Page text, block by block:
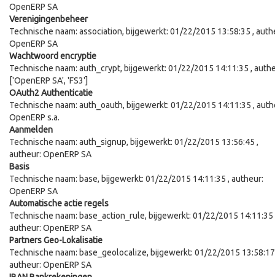
OpenERP SA
Verenigingenbeheer
Technische naam: association, bijgewerkt: 01/22/2015 13:58:35 ,
OpenERP SA
Wachtwoord encryptie
Technische naam: auth_crypt, bijgewerkt: 01/22/2015 14:11:35 ,
['OpenERP SA', 'FS3']
OAuth2 Authenticatie
Technische naam: auth_oauth, bijgewerkt: 01/22/2015 14:11:35 ,
OpenERP s.a.
Aanmelden
Technische naam: auth_signup, bijgewerkt: 01/22/2015 13:56:45 ,
autheur: OpenERP SA
Basis
Technische naam: base, bijgewerkt: 01/22/2015 14:11:35 , autheur:
OpenERP SA
Automatische actie regels
Technische naam: base_action_rule, bijgewerkt: 01/22/2015 14:11:35
autheur: OpenERP SA
Partners Geo-Lokalisatie
Technische naam: base_geolocalize, bijgewerkt: 01/22/2015 13:58:17
autheur: OpenERP SA